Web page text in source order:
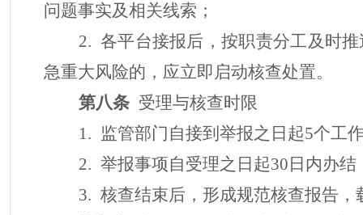
问题事实及相关线索；
2. 各平台接报后，按职责分工及时
急重大风险的， 应立即启动核查处置。
第八条 受理与核查时限
1. 监管部门自接到举报之日起5个工
2. 举报事项自受理之日起30 日内办结
3. 核查结束后 ， 形成规范核查报告